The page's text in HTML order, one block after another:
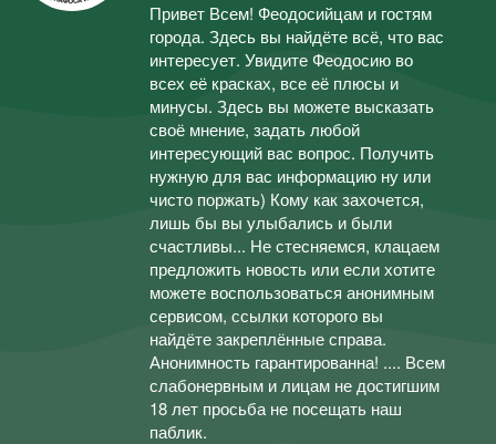
Привет Всем! Феодосийцам и гостям
города. Здесь вы найдёте всё, что вас
интересует. Увидите Феодосию во
всех её красках, все её плюсы и
минусы. Здесь вы можете высказать
своё мнение, задать любой
интересующий вас вопрос. Получить
нужную для вас информацию ну или
чисто поржать) Кому как захочется,
лишь бы вы улыбались и были
счастливы... Не стесняемся, клацаем
предложить новость или если хотите
можете воспользоваться анонимным
сервисом, ссылки которого вы
найдёте закреплённые справа.
Анонимность гарантированна! .... Всем
слабонервным и лицам не достигшим
18 лет просьба не посещать наш
паблик.